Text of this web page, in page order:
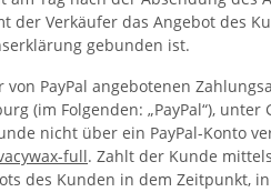
der Verkäufer das Angebot des
gebunden ist.
von PayPal angebotenen
(im Folgenden: „PayPal“),
nicht über ein PayPal-Konto
full. Zahlt der Kunde
des Kunden in dem Zeitpunkt,